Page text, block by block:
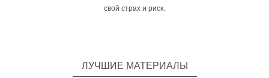
свой страх и риск.
ЛУЧШИЕ МАТЕРИАЛЫ